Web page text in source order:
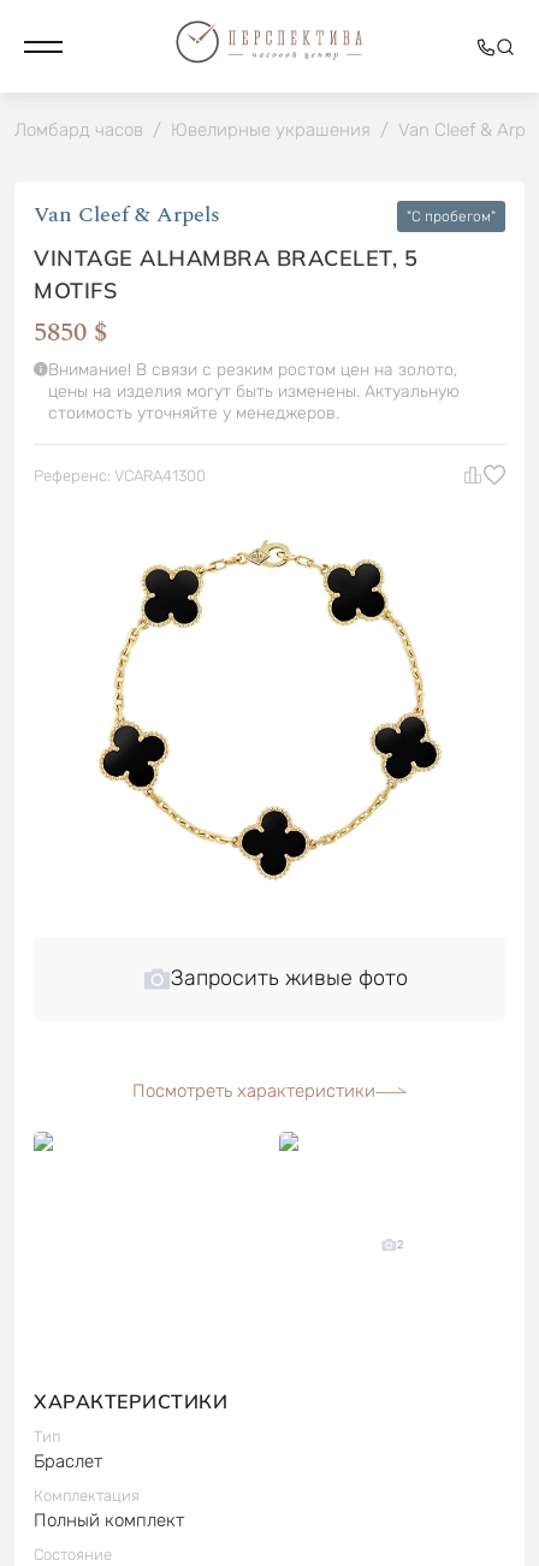
Ломбард часов / Ювелирные украшения / Van Cleef &
Van Cleef & Arpels "C пробегом"
VINTAGE ALHAMBRA BRACELET, 5
MOTIFS
5850 $
Внимание! В связи с резким ростом цен на золото,
цены на изделия могут быть изменены. Актуальную
стоимость уточняйте у менеджеров.
Референс: VCARA41300
Запросить живые фото
Посмотреть характеристики
2
ХАРАКТЕРИСТИКИ
Тип
Браслет
Комплектация
Полный комплект
Состояние